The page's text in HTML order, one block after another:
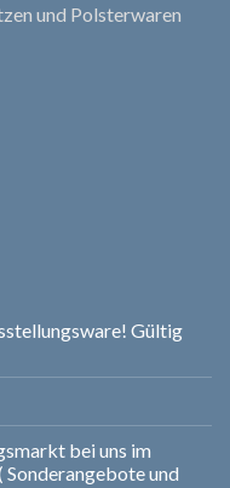
und Polsterwaren
Gültig
bei uns im
Sonderangebote und